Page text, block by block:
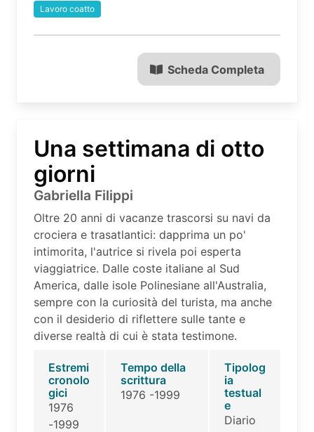
Lavoro coatto
Scheda Completa
Una settimana di otto
giorni
Gabriella Filippi
Oltre 20 anni di vacanze trascorsi su navi da
crociera e trasatlantici: dapprima un po'
intimorita, l'autrice si rivela poi esperta
viaggiatrice. Dalle coste italiane al Sud
America, dalle isole Polinesiane all'Australia,
sempre con la curiosità del turista, ma anche
con il desiderio di riflettere sulle tante e
diverse realtà di cui è stata testimone.
Estremi
cronolo
gici
1976
-1999
Tempo della
scrittura
1976 -1999
Tipolog
ia
testual
e
Diario